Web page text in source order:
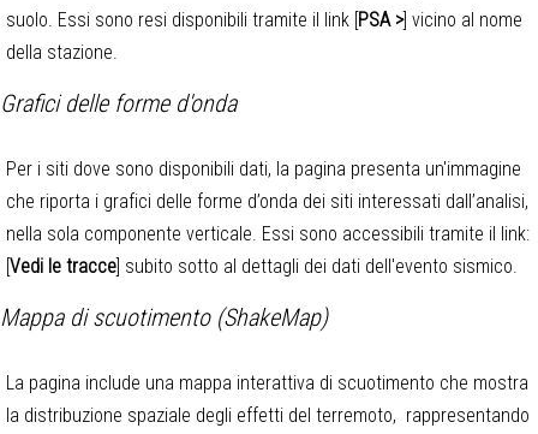
suolo. Essi sono resi disponibili tramite il link [PSA >] vicino al nome
della stazione.
Grafici delle forme d'onda
Per i siti dove sono disponibili dati, la pagina presenta un'immagine
che riporta i grafici delle forme d’onda dei siti interessati dall’analisi,
nella sola componente verticale. Essi sono accessibili tramite il link:
[Vedi le tracce] subito sotto al dettagli dei dati dell'evento sismico.
Mappa di scuotimento (ShakeMap)
La pagina include una mappa interattiva di scuotimento che mostra
la distribuzione spaziale degli effetti del terremoto, rappresentando